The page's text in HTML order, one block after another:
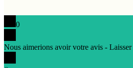
0
Nous aimerions avoir votre avis -